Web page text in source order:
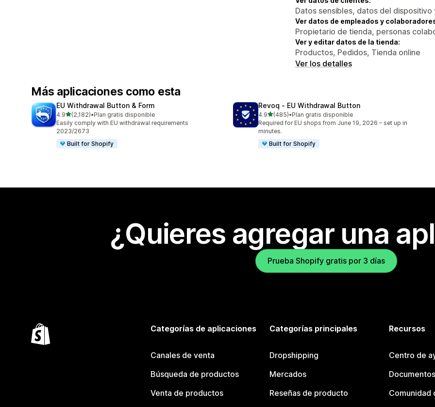
Datos sensibles, datos del dispositivo
Ver datos de empleados y
Propietario de tienda, personas
Ver y editar datos de la tienda:
Productos, Pedidos, Tienda online
Ver los detalles
Más aplicaciones como esta
EU Withdrawal Button & Form
4.9de 5 estrellas
(2,182)
2182 reseñas en total
•Plan gratis disponible
Easily comply with EU withdrawal requirements
2023/2673
Built for Shopify
Revoq ‑ EU Withdrawal Button
4.9de 5 estrellas
(485)
485 reseñas en total
•Plan gratis disponible
Required for EU shops from June 19, 2026 – set up in
minutes.
Built for Shopify
¿Quieres agregar una
Prueba Shopify gratis por 3 días
Categorías de aplicaciones
Canales de venta
Búsqueda de productos
Venta de productos
Categorías principales
Dropshipping
Mercados
Reseñas de producto
Recursos
Centro de
Comunidad